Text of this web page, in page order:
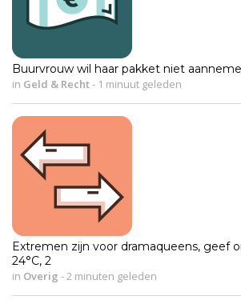
Buurvrouw wil haar pakket niet
in Geld & Recht- 1 minuut geleden
Extremen zijn voor dramaqueens, geef
24°C, 2
in Overig - 2 minuten geleden